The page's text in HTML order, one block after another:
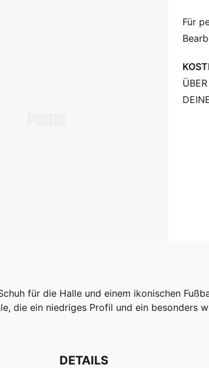
Für
für die Halle und einem ikonischen
die ein niedriges Profil und ein besonders
DETAILS